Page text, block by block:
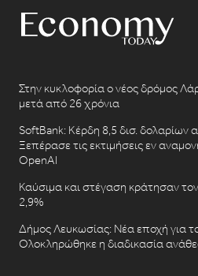
Στην κυκλοφορία ο νέος δρόμος
μετά από 26 χρόνια
SoftBank: Κέρδη 8,5 δισ. δολαρίων
Ξεπέρασε τις εκτιμήσεις εν
OpenAI
Καύσιμα και στέγαση κράτησαν
2,9%
Δήμος Λευκωσίας: Νέα εποχή για
Ολοκληρώθηκε η διαδικασία